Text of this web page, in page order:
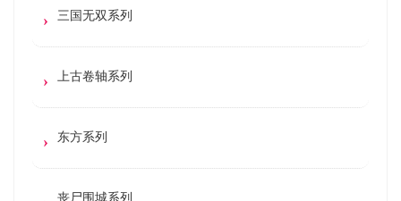
三国无双系列
上古卷轴系列
东方系列
丧尸围城系列